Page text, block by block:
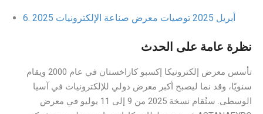
أبريل 2025 توصيات معرض صناعة الإلكترونيات 2025
نظرة عامة على الحدث
تأسس معرض إلكترونيكا إكسبو كازاخستان في عام 2000 ويقام
سنويًا، وقد نما ليصبح أكبر معرض دولي للإلكترونيات في آسيا
الوسطى. ستُقام نسخة 2025 من 9 إلى 11 يوليو في معرض